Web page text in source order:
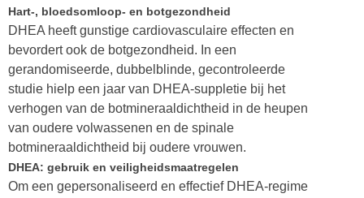
Hart-, bloedsomloop- en botgezondheid
DHEA heeft gunstige cardiovasculaire effecten en
bevordert ook de botgezondheid. In een
gerandomiseerde, dubbelblinde, gecontroleerde
studie hielp een jaar van DHEA-suppletie bij het
verhogen van de botmineraaldichtheid in de heupen
van oudere volwassenen en de spinale
botmineraaldichtheid bij oudere vrouwen.
DHEA: gebruik en veiligheidsmaatregelen
Om een gepersonaliseerd en effectief DHEA-regime